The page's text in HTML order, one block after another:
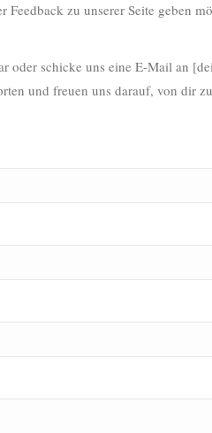
zu unserer Seite geben
oder schicke uns eine E-Mail an
und freuen uns darauf, von dir